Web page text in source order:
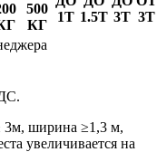
500
КГ
1Т 1.5Т 3Т 3Т
3м, ширина ≥1,3 м,
увеличивается на